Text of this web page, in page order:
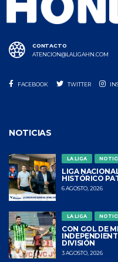
CONTACTO
ATENCION@LALIGAHN.COM
FACEBOOK TWITTER
NOTICIAS
LA LIGA
LIGA
HISTÓRICO
6 AGOSTO, 2026
LA LIGA
CON GOL DE
DIVISIÓN
3 AGOSTO, 2026